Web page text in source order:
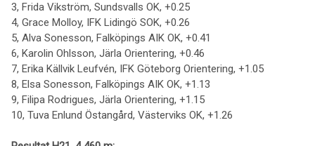
3, Frida Vikström, Sundsvalls OK, +0.25
4, Grace Molloy, IFK Lidingö SOK, +0.26
5, Alva Sonesson, Falköpings AIK OK, +0.41
6, Karolin Ohlsson, Järla Orientering, +0.46
7, Erika Källvik Leufvén, IFK Göteborg Orientering, +1.05
8, Elsa Sonesson, Falköpings AIK OK, +1.13
9, Filipa Rodrigues, Järla Orientering, +1.15
10, Tuva Enlund Östangård, Västerviks OK, +1.26